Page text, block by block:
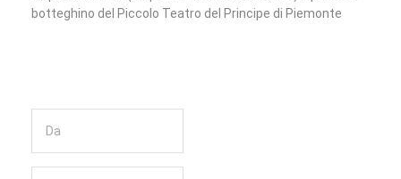
botteghino del Piccolo Teatro del Principe di Piemonte